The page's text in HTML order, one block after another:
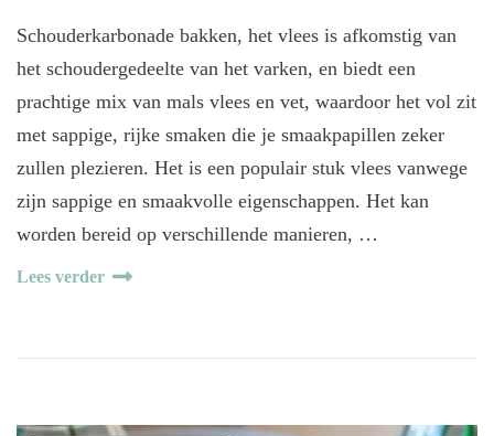
Schouderkarbonade bakken, het vlees is afkomstig van
het schoudergedeelte van het varken, en biedt een
prachtige mix van mals vlees en vet, waardoor het vol zit
met sappige, rijke smaken die je smaakpapillen zeker
zullen plezieren. Het is een populair stuk vlees vanwege
zijn sappige en smaakvolle eigenschappen. Het kan
worden bereid op verschillende manieren, …
Lees verder